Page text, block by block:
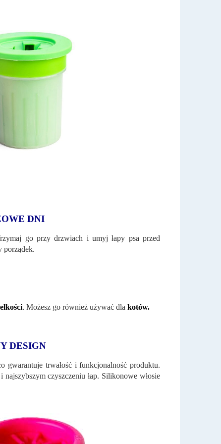
DNI
go przy drzwiach i umyj łapy psa przed
porządek.
. Możesz go również używać dla kotów.
DESIGN
gwarantuje trwałość i funkcjonalność produktu.
czyszczeniu łap. Silikonowe włosie